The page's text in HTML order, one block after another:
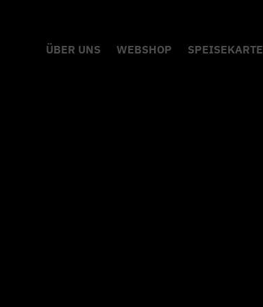
ÜBER UNS WEBSHOP SPEISEKARTE